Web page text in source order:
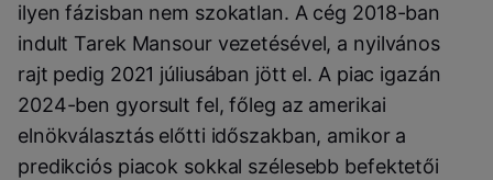
ilyen fázisban nem szokatlan. A cég 2018-ban
indult Tarek Mansour vezetésével, a nyilvános
rajt pedig 2021 júliusában jött el. A piac igazán
2024-ben gyorsult fel, főleg az amerikai
elnökválasztás előtti időszakban, amikor a
predikciós piacok sokkal szélesebb befektetői